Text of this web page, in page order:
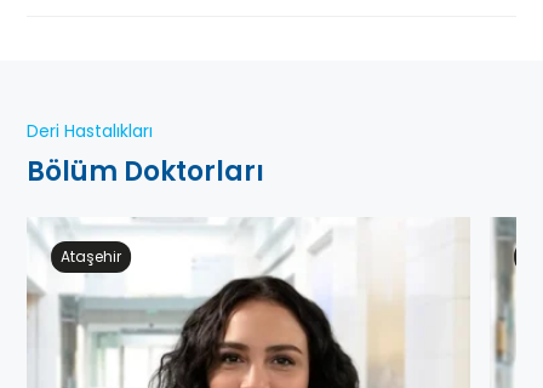
Deri Hastalıkları
Bölüm Doktorları
Ataşehir